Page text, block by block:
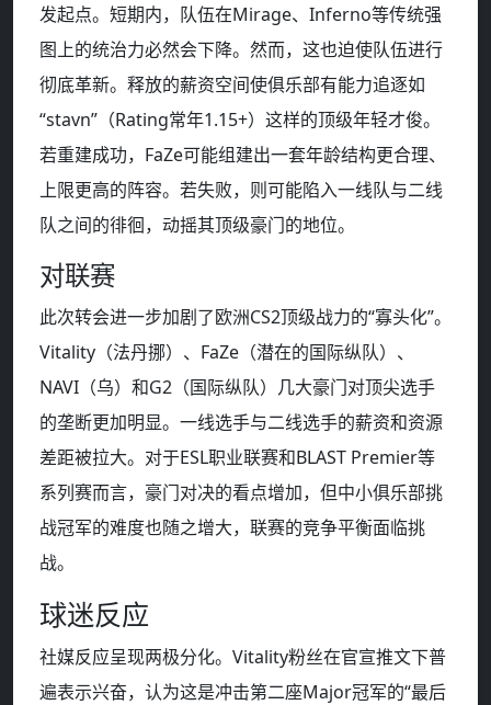
发起点。短期内，队伍在Mirage、Inferno等传统强
图上的统治力必然会下降。然而，这也迫使队伍进行
彻底革新。释放的薪资空间使俱乐部有能力追逐如
“stavn”（Rating常年1.15+）这样的顶级年轻才俊。
若重建成功，FaZe可能组建出一套年龄结构更合理、
上限更高的阵容。若失败，则可能陷入一线队与二线
队之间的徘徊，动摇其顶级豪门的地位。
对联赛
此次转会进一步加剧了欧洲CS2顶级战力的“寡头化”。
Vitality（法丹挪）、FaZe（潜在的国际纵队）、
NAVI（乌）和G2（国际纵队）几大豪门对顶尖选手
的垄断更加明显。一线选手与二线选手的薪资和资源
差距被拉大。对于ESL职业联赛和BLAST Premier等
系列赛而言，豪门对决的看点增加，但中小俱乐部挑
战冠军的难度也随之增大，联赛的竞争平衡面临挑
战。
球迷反应
社媒反应呈现两极分化。Vitality粉丝在官宣推文下普
遍表示兴奋，认为这是冲击第二座Major冠军的“最后